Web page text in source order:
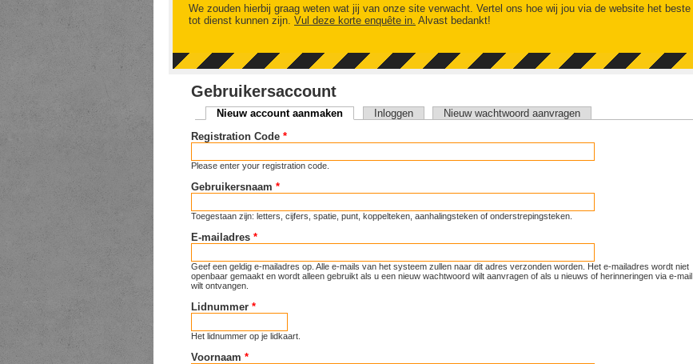
We zouden hierbij graag weten wat jij van onze site verwacht. Vertel ons hoe wij jou via de website het beste
tot dienst kunnen zijn. Vul deze korte enquête in. Alvast bedankt!
Gebruikersaccount
Primaire tabs
Nieuw account aanmaken (actieve tabblad)
Inloggen
Nieuw wachtwoord aanvragen
Registration Code *
Please enter your registration code.
Gebruikersnaam *
Toegestaan zijn: letters, cijfers, spatie, punt, koppelteken, aanhalingsteken of onderstrepingsteken.
E-mailadres *
Geef een geldig e-mailadres op. Alle e-mails van het systeem zullen naar dit adres verzonden worden. Het e-mailadres wordt niet
openbaar gemaakt en wordt alleen gebruikt als u een nieuw wachtwoord wilt aanvragen of als u nieuws of herinneringen via e-mail
wilt ontvangen.
Lidnummer *
Het lidnummer op je lidkaart.
Voornaam *